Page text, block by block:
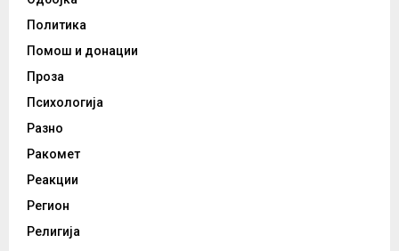
Политика
Помош и донации
Проза
Психологија
Разно
Ракомет
Реакции
Регион
Религија